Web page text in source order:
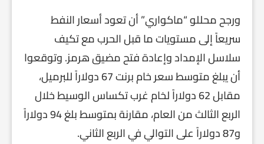
ورجح محللو “ماكواري” أن تعود أسعار النفط
سريعاً إلى مستويات ما قبل الحرب مع تكيف
سلاسل الإمداد وإعادة فتح مضيق هرمز. وتوقعوا
أن يبلغ متوسط سعر خام برنت 67 دولاراً للبرميل،
مقابل 62 دولاراً لخام غرب تكساس الوسيط خلال
الربع الثالث من العام، مقارنة بمتوسط بلغ 94 دولاراً
و87 دولاراً على التوالي في الربع الثاني.